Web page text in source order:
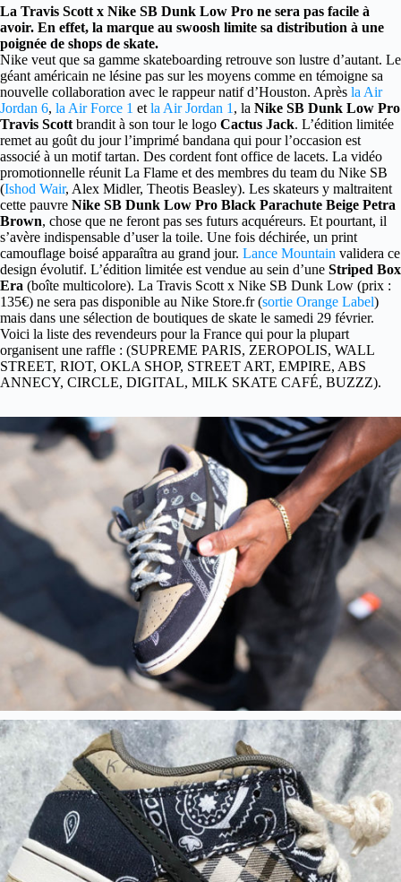
La Travis Scott x Nike SB Dunk Low Pro ne sera pas facile à
avoir. En effet, la marque au swoosh limite sa distribution à une
poignée de shops de skate.
Nike veut que sa gamme skateboarding retrouve son lustre d’autant. Le
géant américain ne lésine pas sur les moyens comme en témoigne sa
nouvelle collaboration avec le rappeur natif d’Houston. Après la Air
Jordan 6, la Air Force 1 et la Air Jordan 1 , la Nike SB Dunk Low Pro
Travis Scott brandit à son tour le logo Cactus Jack. L’édition limitée
remet au goût du jour l’imprimé bandana qui pour l’occasion est
associé à un motif tartan. Des cordent font office de lacets. La vidéo
promotionnelle réunit La Flame et des membres du team du Nike SB
(Ishod Wair, Alex Midler, Theotis Beasley). Les skateurs y maltraitent
cette pauvre Nike SB Dunk Low Pro Black Parachute Beige Petra
Brown, chose que ne feront pas ses futurs acquéreurs. Et pourtant, il
s’avère indispensable d’user la toile. Une fois déchirée, un print
camouflage boisé apparaîtra au grand jour. Lance Mountain validera ce
design évolutif. L’édition limitée est vendue au sein d’une Striped Box
Era (boîte multicolore). La Travis Scott x Nike SB Dunk Low (prix :
135€) ne sera pas disponible au Nike Store.fr (sortie Orange Label)
mais dans une sélection de boutiques de skate le samedi 29 février.
Voici la liste des revendeurs pour la France qui pour la plupart
organisent une raffle : (SUPREME PARIS, ZEROPOLIS, WALL
STREET, RIOT, OKLA SHOP, STREET ART, EMPIRE, ABS
ANNECY, CIRCLE, DIGITAL, MILK SKATE CAFÉ, BUZZZ).